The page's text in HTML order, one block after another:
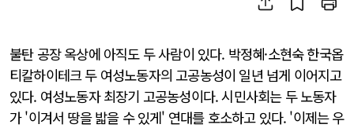
불탄 공장 옥상에 아직도 두 사람이 있다. 박정혜·소현숙 한국옵
티칼하이테크 두 여성노동자의 고공농성이 일년 넘게 이어지고
있다. 여성노동자 최장기 고공농성이다. 시민사회는 두 노동자
가 '이겨서 땅을 밟을 수 있게' 연대를 호소하고 있다. '이제는 우